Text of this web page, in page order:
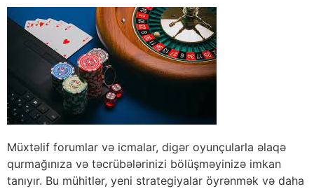
Müxtəlif forumlar və icmalar, digər oyunçularla əlaqə
qurmağınıza və təcrübələrinizi bölüşməyinizə imkan
tanıyır. Bu mühitlər, yeni strategiyalar öyrənmək və daha